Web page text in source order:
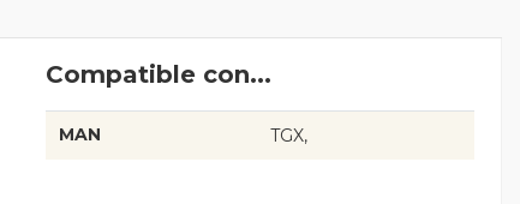
Compatible con...
MAN TGX